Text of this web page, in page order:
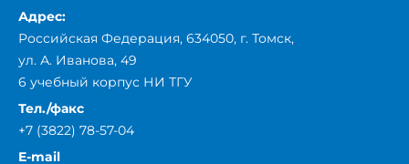
Адрес:
Российская Федерация, 634050, г. Томск,
ул. А. Иванова, 49
6 учебный корпус НИ ТГУ
Тел./факс
+7 (3822) 78-57-04
E-mail